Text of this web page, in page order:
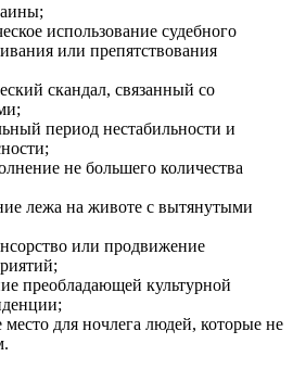
использование судебного
или препятствования
скандал, связанный со
период нестабильности и
не большего количества
лежа на животе с вытянутыми
или продвижение
преобладающей культурной
место для ночлега людей, которые не